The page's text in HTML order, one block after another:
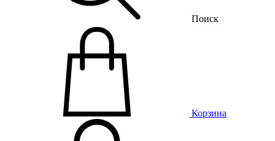
Поиск
Корзина